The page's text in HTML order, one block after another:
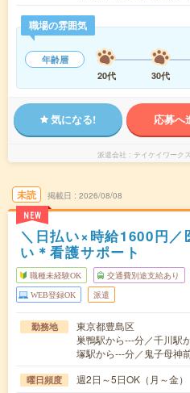
職場の雰囲気
年齢層
20代
30代
気になる! 応募へ
派遣会社 テイケイワーク
未読
NEW
掲載日 2026/08/08
＼日払い×時給1600円
い＊看護サポート
職種未経験OK 交通費別途支給あり
WEB登録OK 派遣
勤務地
東京都豊島区
巣鴨駅から---分／千川駅
塚駅から---分／鬼子母神
曜日頻度 週2日～5日OK（月～金